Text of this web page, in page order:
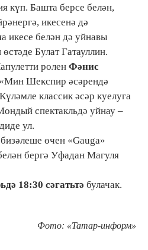
күп. Башта берсе белән,
икесенә дә
икесе белән дә уйнавы
Булат Гатауллин.
ролен Фәнис
Шекспир әсәрендә
классик әсәр куелуга
спектакльдә уйнау –
ул.
өчен «Gauga»
бергә Уфадан Магуля
18:30 сәгатьтә булачак.
Фото: «Татар-информ»